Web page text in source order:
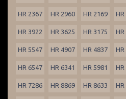
HR 2367 HR 2960 HR 2169 HR
HR 3922 HR 3625 HR 3175 HR
HR 5547 HR 4907 HR 4837 HR
HR 6547 HR 6341 HR 5981 HR
HR 7286 HR 8869 HR 8633 HR